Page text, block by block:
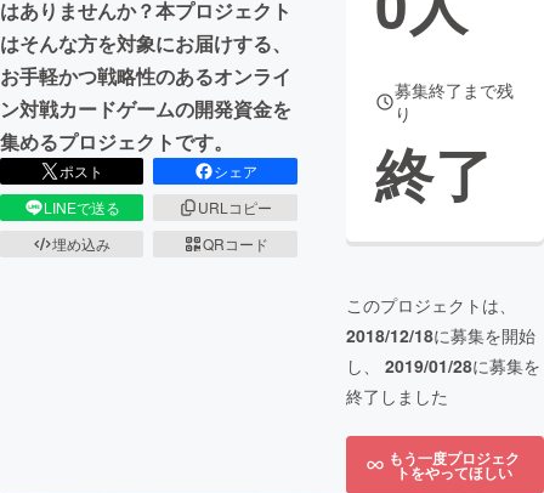
CAMPFIRE for Social Good
CAMPFIRE Creation
CAMPFIREふるさと納税machi-ya
はありませんか？本プロジェクト
はそんな方を対象にお届けする、
お手軽かつ戦略性のあるオンライ
ン対戦カードゲームの開発資金を
集めるプロジェクトです。
ポスト
シェア
LINEで送る
URLコピー
埋め込み
QRコード
募集終了まで残
り
終了
このプロジェクトは、
2018/12/18に募集を開始
し、 2019/01/28に募集を
終了しました
もう一度プロジェク
トをやってほしい